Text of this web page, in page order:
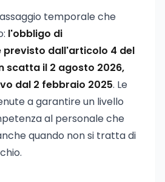
temporale che
l'obbligo di
previsto dall'articolo 4 del
scatta il 2 agosto 2026,
dal 2 febbraio 2025. Le
a garantire un livello
al personale che
quando non si tratta di